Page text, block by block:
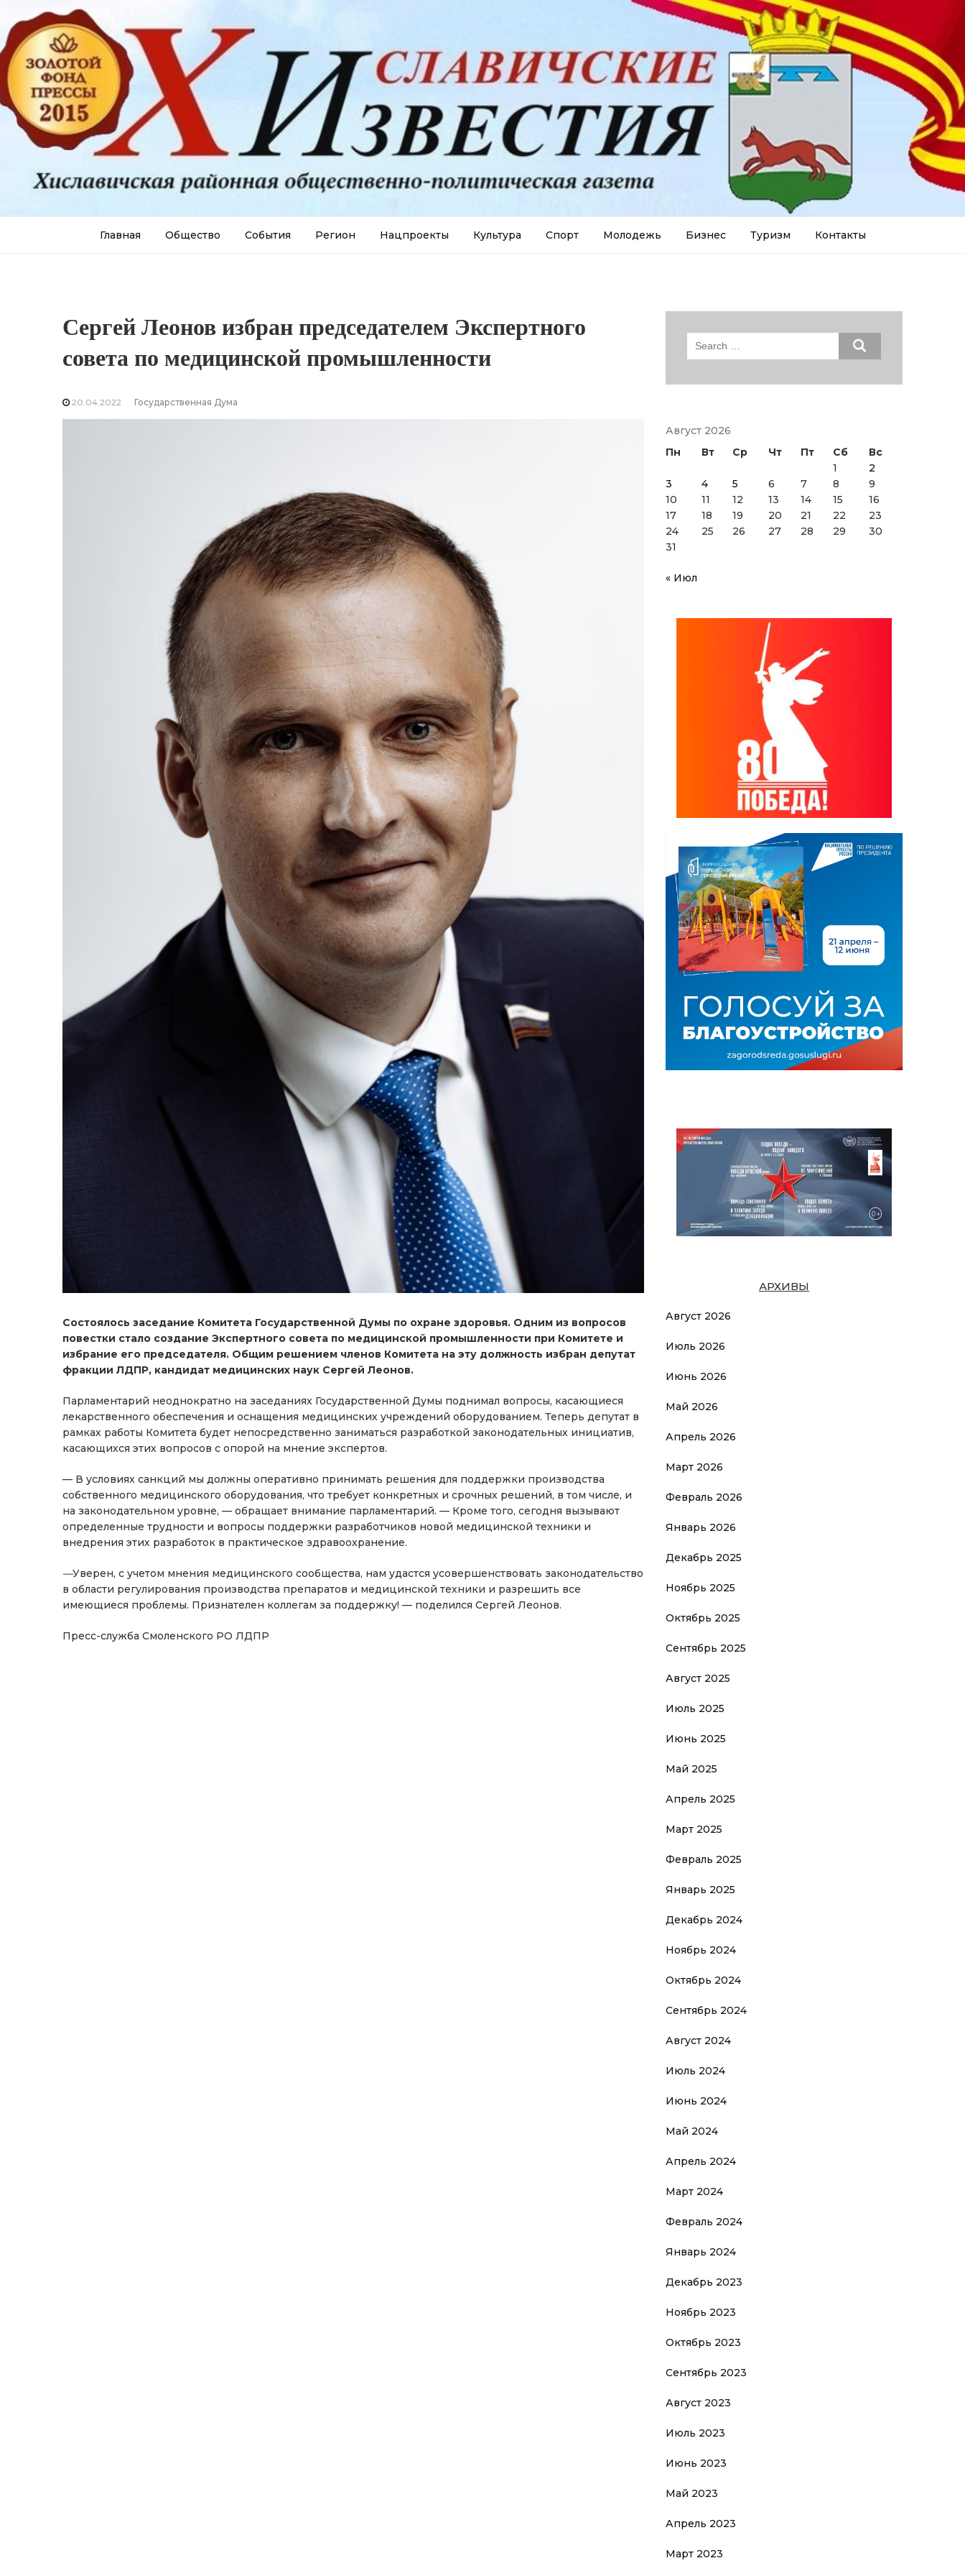
Главная Общество События Регион Нацпроекты Культура Спорт Молодежь Бизнес Туризм Контакты
Сергей Леонов избран председателем Экспертного
совета по медицинской промышленности
20.04.2022 Государственная Дума
Состоялось заседание Комитета Государственной Думы по охране здоровья. Одним из вопросов
повестки стало создание Экспертного совета по медицинской промышленности при Комитете и
избрание его председателя. Общим решением членов Комитета на эту должность избран депутат
фракции ЛДПР, кандидат медицинских наук Сергей Леонов.
Парламентарий неоднократно на заседаниях Государственной Думы поднимал вопросы, касающиеся
лекарственного обеспечения и оснащения медицинских учреждений оборудованием. Теперь депутат в
рамках работы Комитета будет непосредственно заниматься разработкой законодательных инициатив,
касающихся этих вопросов с опорой на мнение экспертов.
— В условиях санкций мы должны оперативно принимать решения для поддержки производства
собственного медицинского оборудования, что требует конкретных и срочных решений, в том числе, и
на законодательном уровне, — обращает внимание парламентарий. — Кроме того, сегодня вызывают
определенные трудности и вопросы поддержки разработчиков новой медицинской техники и
внедрения этих разработок в практическое здравоохранение.
—Уверен, с учетом мнения медицинского сообщества, нам удастся усовершенствовать законодательство
в области регулирования производства препаратов и медицинской техники и разрешить все
имеющиеся проблемы. Признателен коллегам за поддержку! — поделился Сергей Леонов.
Пресс-служба Смоленского РО ЛДПР
Search
Август 2026
Пн
Вт Ср Чт Пт Сб
Вс
1
2
3
4 5 6 7 8
9
10
11 12 13 14 15
16
17
18 19 20 21 22
23
24
25 26 27 28 29
30
31
« Июл
АРХИВЫ
Август 2026
Июль 2026
Июнь 2026
Май 2026
Апрель 2026
Март 2026
Февраль 2026
Январь 2026
Декабрь 2025
Ноябрь 2025
Октябрь 2025
Сентябрь 2025
Август 2025
Июль 2025
Июнь 2025
Май 2025
Апрель 2025
Март 2025
Февраль 2025
Январь 2025
Декабрь 2024
Ноябрь 2024
Октябрь 2024
Сентябрь 2024
Август 2024
Июль 2024
Июнь 2024
Май 2024
Апрель 2024
Март 2024
Февраль 2024
Январь 2024
Декабрь 2023
Ноябрь 2023
Октябрь 2023
Сентябрь 2023
Август 2023
Июль 2023
Июнь 2023
Май 2023
Апрель 2023
Март 2023